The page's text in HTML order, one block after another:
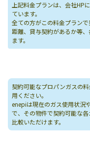
上記料金プランは、会社HP
ています。
全ての方がこの料金プラン
距離、貸与契約があるか等
ます。
契約可能なプロパンガスの
用ください。
enepiは現在のガス使用状況
で、その物件で契約可能な
比較いただけます。